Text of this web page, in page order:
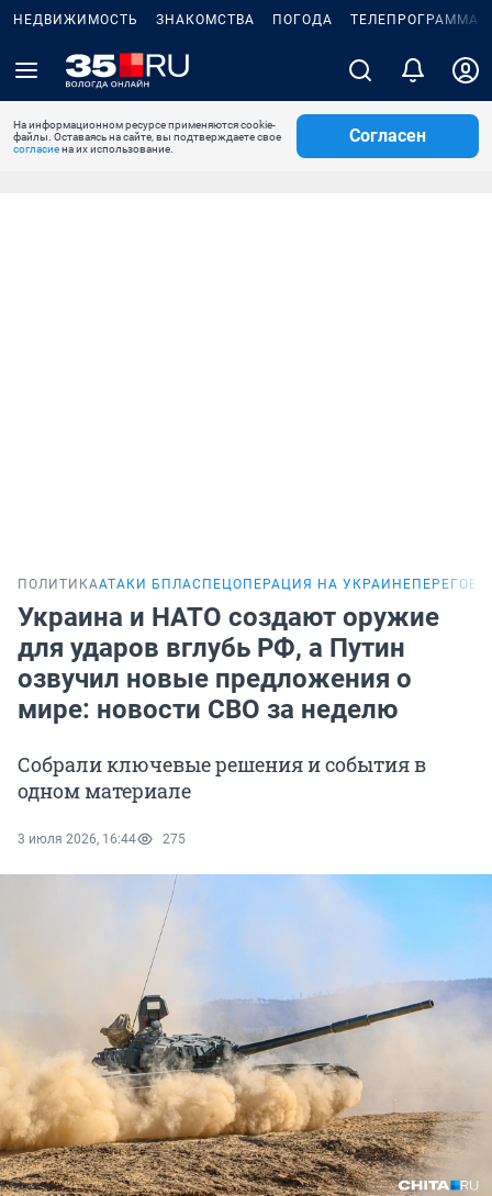
НЕДВИЖИМОСТЬ ЗНАКОМСТВА ПОГОДА ТЕЛЕПРОГРАММА
На информационном ресурсе применяются cookie-
файлы. Оставаясь на сайте, вы подтверждаете свое
согласиена их использование.
Согласен
ПОЛИТИКААТАКИ БПЛАСПЕЦОПЕРАЦИЯ НА УКРАИНЕ
Украина и НАТО создают оружие
для ударов вглубь РФ, а Путин
озвучил новые предложения о
мире: новости СВО за неделю
Собрали ключевые решения и события в
одном материале
3 июля 2026, 16:44 275